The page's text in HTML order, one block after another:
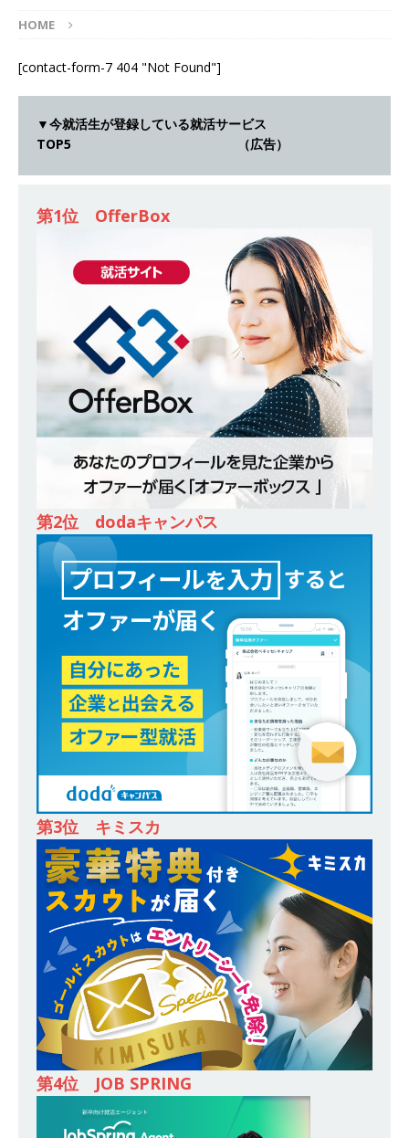
る優良企業一覧（26社）
【 2028卒 】 今すぐ受けられ
[ 2026年5月15日 ]
学生を求めアスキヤリ限定イベント開催!! 】 世界
230以上の国・地域で愛される日本屈指のゲーム
メーカー ｜ 9期連続の最高益・11期連続の10%
以上営業増益を達成 ｜ プライム上場 ｜ カプコン
体育会積極採用企業
[ 2026年5月15日 ]
【 28卒 ｜ 早期選考直結型の
インターン!! 】 M&A仲介業 ｜ 入社2年目の参考
年収1,631万円 ｜ 設立以降連続売上増 ｜ 土日祝
完全休み ｜ プライム上場 ｜ M&A総合研究所
体育会積極採用企業
参加者は書類選考・一次面接免除 】 M&A総研の
グループ企業 ｜ 日本トップレベルの企業へ幅広
いコンサルを行う ｜ スタートアップの成長性×
大手グループとしての安定性バツグン ｜ 年収
500万スタート ｜ 土日祝休み ｜ 東京勤務 ｜ ク
オンツ・コンサルティング
体育会積極採用企
[ 2026年5月14日 ]
【 28卒 ｜ ES自動合格!! 】 文
理不問 ｜ 世界中のシェア約80％・国内シェア
50％以上の製品保有!! ｜ 一眼レフ大手メーカー
全てと取引する国内トップシェアのマグネシウム
部品製造メーカー ｜ 賞与前年度実績6.5ヵ月・平
均6ヶ月以上 ｜ ミツワ電機工業
体育会積極採
用企業
[ 2026年5月14日 ] 【 28卒 】 NTTドコモグルー
プと電通グループの傘下 ｜ 初任給40万 ｜ 人よ
り速く、高い成長を求める人には超魅力的な挑戦
環境!! ｜ 日本で初めてインターネット広告事業を
HOME
[contact-form-7 404 "Not Found"]
▼今就活生が登録している就活サービス
TOP5 （広告）
第1位 OfferBox
第2位 dodaキャンパス
第3位 キミスカ
第4位 JOB SPRING